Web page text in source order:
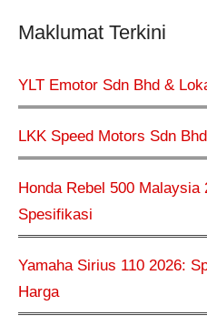
Maklumat Terkini
YLT Emotor Sdn Bhd &
LKK Speed Motors Sdn
Honda Rebel 500
Spesifikasi
Yamaha Sirius 110 2026:
Harga